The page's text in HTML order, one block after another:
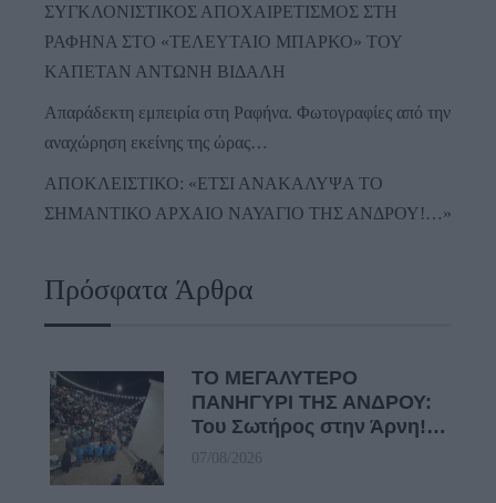
ΣΥΓΚΛΟΝΙΣΤΙΚΟΣ ΑΠΟΧΑΙΡΕΤΙΣΜΟΣ ΣΤΗ
ΡΑΦΗΝΑ ΣΤΟ «ΤΕΛΕΥΤΑΙΟ ΜΠΑΡΚΟ» ΤΟΥ
ΚΑΠΕΤΑΝ ΑΝΤΩΝΗ ΒΙΔΑΛΗ
Απαράδεκτη εμπειρία στη Ραφήνα. Φωτογραφίες από την
αναχώρηση εκείνης της ώρας…
ΑΠΟΚΛΕΙΣΤΙΚΟ: «ΕΤΣΙ ΑΝΑΚΑΛΥΨΑ ΤΟ
ΣΗΜΑΝΤΙΚΟ ΑΡΧΑΙΟ ΝΑΥΑΓΙΟ ΤΗΣ ΑΝΔΡΟΥ!…»
Πρόσφατα Άρθρα
ΤΟ ΜΕΓΑΛΥΤΕΡΟ
ΠΑΝΗΓΥΡΙ ΤΗΣ ΑΝΔΡΟΥ:
Του Σωτήρος στην Άρνη!…
07/08/2026